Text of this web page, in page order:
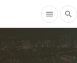
search
menu